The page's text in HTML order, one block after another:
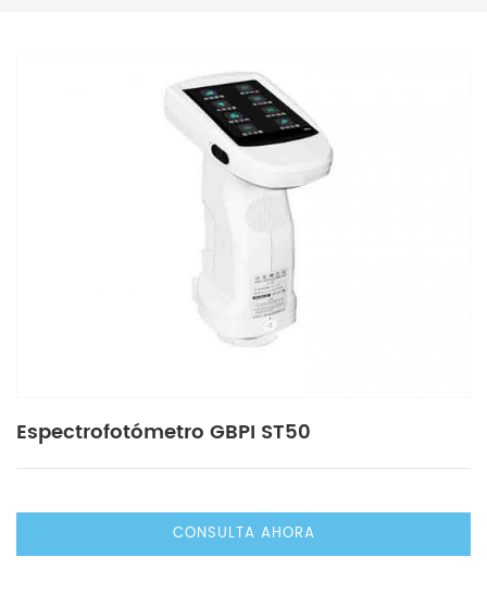
Espectrofotómetro GBPI ST50
CONSULTA AHORA